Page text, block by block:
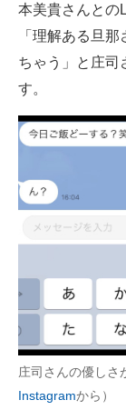
スマホと通信
進化するPCと
ビジネスと働き
企業ITのトレン
経営リーダーの
マーケ×ITの今
ITエンジニア向
企業向けIT製品
IT製品の技術・
本美貴さんとの
「理解ある旦
ちゃう」と庄司
す。
庄司さんの優しさ
Instagramから）